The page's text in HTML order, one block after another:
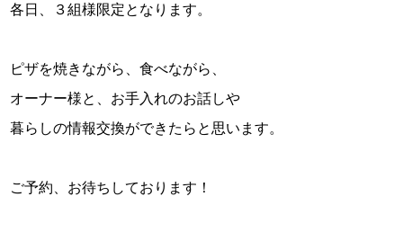
各日、３組様限定となります。
ピザを焼きながら、食べながら、
オーナー様と、お手入れのお話しや
暮らしの情報交換ができたらと思います。
ご予約、お待ちしております！